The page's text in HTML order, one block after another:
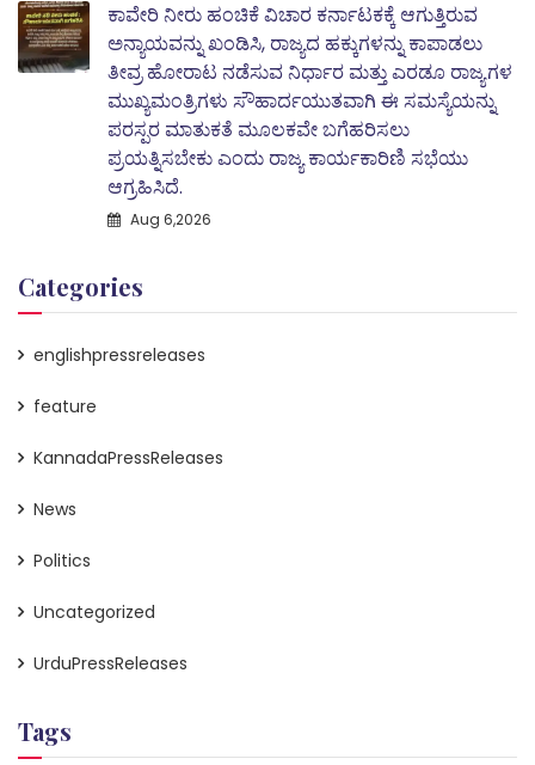
ಕಾವೇರಿ ನೀರು ಹಂಚಿಕೆ ವಿಚಾರ ಕರ್ನಾಟಕಕ್ಕೆ ಆಗುತ್ತಿರುವ
ಅನ್ಯಾಯವನ್ನು ಖಂಡಿಸಿ, ರಾಜ್ಯದ ಹಕ್ಕುಗಳನ್ನು ಕಾಪಾಡಲು
ತೀವ್ರ ಹೋರಾಟ ನಡೆಸುವ ನಿರ್ಧಾರ ಮತ್ತು ಎರಡೂ ರಾಜ್ಯಗಳ
ಮುಖ್ಯಮಂತ್ರಿಗಳು ಸೌಹಾರ್ದಯುತವಾಗಿ ಈ ಸಮಸ್ಯೆಯನ್ನು
ಪರಸ್ಪರ ಮಾತುಕತೆ ಮೂಲಕವೇ ಬಗೆಹರಿಸಲು
ಪ್ರಯತ್ನಿಸಬೇಕು ಎಂದು ರಾಜ್ಯ ಕಾರ್ಯಕಾರಿಣಿ ಸಭೆಯು
ಆಗ್ರಹಿಸಿದೆ.
Aug 6,2026
Categories
englishpressreleases
feature
KannadaPressReleases
News
Politics
Uncategorized
UrduPressReleases
Tags